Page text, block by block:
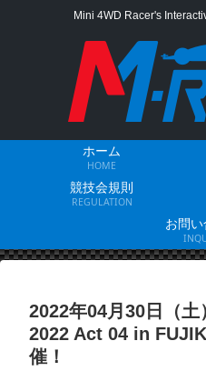
Mini 4WD Racer's
ホーム
HOME
競技会規則
REGULATION
お問
2022年04月30日（
2022 Act 04 in
催！